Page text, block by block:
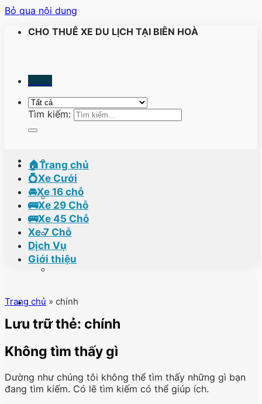
Bỏ qua nội dung
CHO THUÊ XE DU LỊCH TẠI BIÊN HOÀ
Tìm kiếm:
🏠Trang chủ
💍Xe Cưới
🚘Xe 16 chỗ
🚌Xe 29 Chỗ
🚌Xe 45 Chỗ
Xe 7 Chỗ
Dịch Vụ
Giới thiệu
Trang chủ » chính
Lưu trữ thẻ: chính
Không tìm thấy gì
Dường như chúng tôi không thể tìm thấy những gì bạn
đang tìm kiếm. Có lẽ tìm kiếm có thể giúp ích.